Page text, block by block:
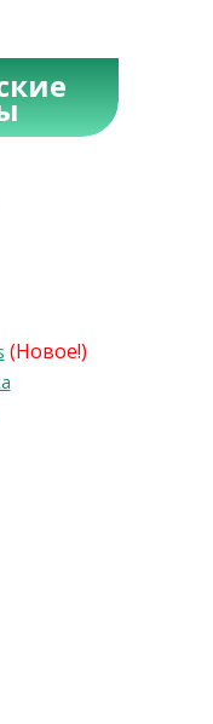
(Новое!)